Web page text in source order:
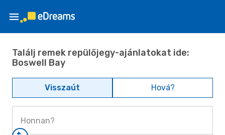
Találj remek repülőjegy-ajánlatokat ide:
Boswell Bay
Visszaút Hová?
Honnan?